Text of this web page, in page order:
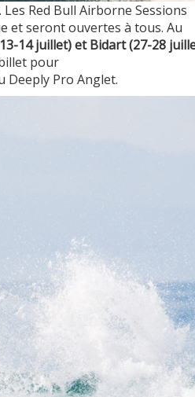
Red Bull Airborne Sessions
et seront ouvertes à tous. Au
14 juillet) et Bidart (27-28
pour
Deeply Pro Anglet.